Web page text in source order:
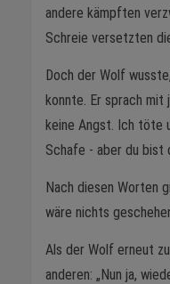
andere kämpften
Schreie versetzten
Doch der Wolf
konnte. Er sprach mit
keine Angst. Ich töte
Schafe - aber du bist
Nach diesen Worten
wäre nichts
Als der Wolf erneut
anderen: „Nun ja,